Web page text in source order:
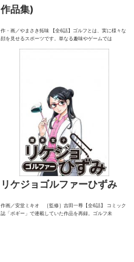
作品集)
作・画／やまさき拓味 【全6話】ゴルフとは、実に様々な
顔を見せるスポーツです。単なる趣味やゲームでは
リケジョゴルファーひずみ
作画／安堂ミキオ ［監修］吉田一尊【全6話】 コミック
誌「ボギー」で連載していた作品を再録。ゴルフ未